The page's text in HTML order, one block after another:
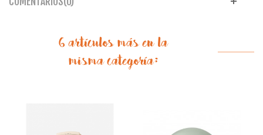
6 artículos más en la
misma categoría: